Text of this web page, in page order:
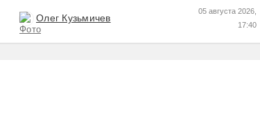
Олег Кузьмичев
05 августа 2026,
17:40